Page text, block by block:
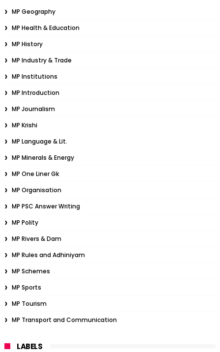
MP Geography
MP Health & Education
MP History
MP Industry & Trade
MP Institutions
MP Introduction
MP Journalism
MP Krishi
MP Language & Lit.
MP Minerals & Energy
MP One Liner Gk
MP Organisation
MP PSC Answer Writing
MP Polity
MP Rivers & Dam
MP Rules and Adhiniyam
MP Schemes
MP Sports
MP Tourism
MP Transport and Communication
LABELS